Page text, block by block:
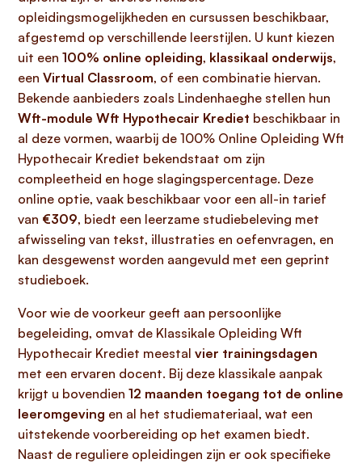
opleidingsmogelijkheden en cursussen beschikbaar,
afgestemd op verschillende leerstijlen. U kunt kiezen
uit een 100% online opleiding, klassikaal onderwijs,
een Virtual Classroom, of een combinatie hiervan.
Bekende aanbieders zoals Lindenhaeghe stellen hun
Wft-module Wft Hypothecair Krediet beschikbaar in
al deze vormen, waarbij de 100% Online Opleiding Wft
Hypothecair Krediet bekendstaat om zijn
compleetheid en hoge slagingspercentage. Deze
online optie, vaak beschikbaar voor een all-in tarief
van €309, biedt een leerzame studiebeleving met
afwisseling van tekst, illustraties en oefenvragen, en
kan desgewenst worden aangevuld met een geprint
studieboek.
Voor wie de voorkeur geeft aan persoonlijke
begeleiding, omvat de Klassikale Opleiding Wft
Hypothecair Krediet meestal vier trainingsdagen
met een ervaren docent. Bij deze klassikale aanpak
krijgt u bovendien 12 maanden toegang tot de online
leeromgeving en al het studiemateriaal, wat een
uitstekende voorbereiding op het examen biedt.
Naast de reguliere opleidingen zijn er ook specifieke